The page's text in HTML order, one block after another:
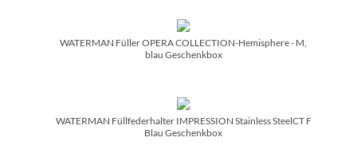
WATERMAN Füller OPERA COLLECTION-Hemisphere - M,
blau Geschenkbox
WATERMAN Füllfederhalter IMPRESSION Stainless SteelCT F
Blau Geschenkbox